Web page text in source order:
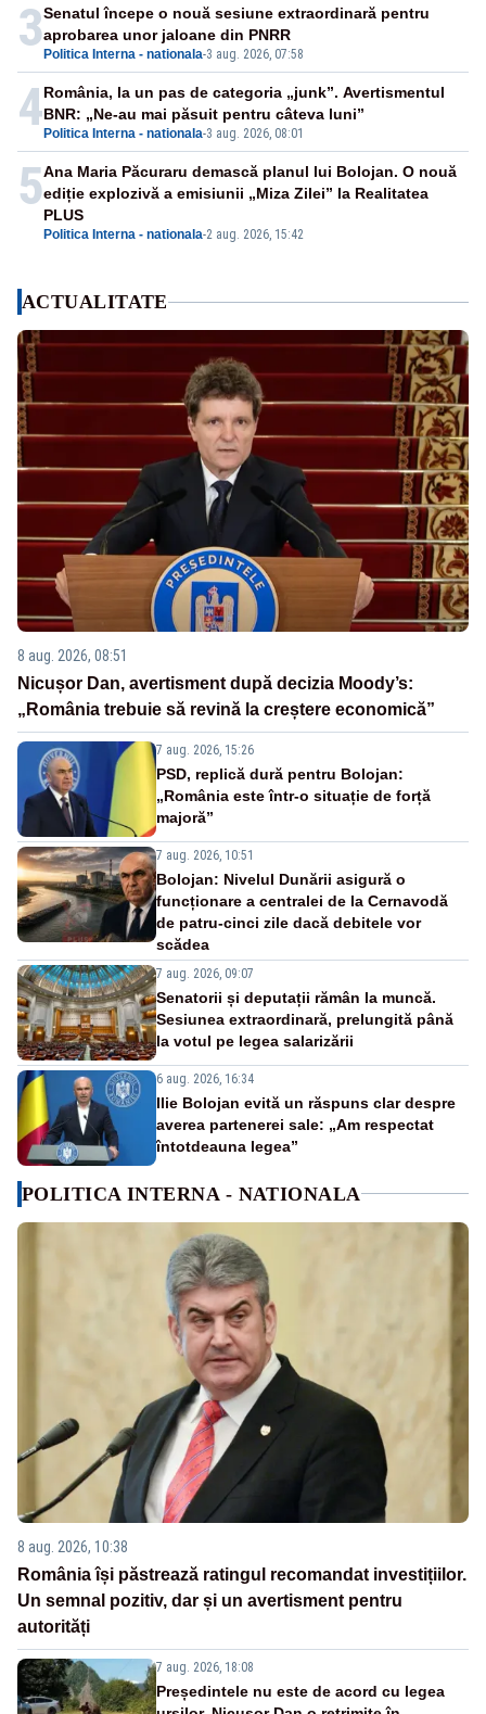
3 Politica Interna - nationala-3 aug. 2026, 07:58
Senatul începe o nouă sesiune extraordinară pentru
aprobarea unor jaloane din PNRR
4 Politica Interna - nationala-3 aug. 2026, 08:01
România, la un pas de categoria „junk”. Avertismentul
BNR: „Ne-au mai păsuit pentru câteva luni”
5
Politica Interna - nationala-2 aug. 2026, 15:42
Ana Maria Păcuraru demască planul lui Bolojan. O nouă
ediție explozivă a emisiunii „Miza Zilei” la Realitatea
PLUS
ACTUALITATE
8 aug. 2026, 08:51
Nicușor Dan, avertisment după decizia Moody’s:
„România trebuie să revină la creștere economică”
7 aug. 2026, 15:26
PSD, replică dură pentru Bolojan:
„România este într-o situație de forță
majoră”
7 aug. 2026, 10:51
Bolojan: Nivelul Dunării asigură o
funcționare a centralei de la Cernavodă
de patru-cinci zile dacă debitele vor
scădea
7 aug. 2026, 09:07
Senatorii și deputații rămân la muncă.
Sesiunea extraordinară, prelungită până
la votul pe legea salarizării
6 aug. 2026, 16:34
Ilie Bolojan evită un răspuns clar despre
averea partenerei sale: „Am respectat
întotdeauna legea”
POLITICA INTERNA - NATIONALA
8 aug. 2026, 10:38
România își păstrează ratingul recomandat investițiilor.
Un semnal pozitiv, dar și un avertisment pentru
autorități
7 aug. 2026, 18:08
Președintele nu este de acord cu legea